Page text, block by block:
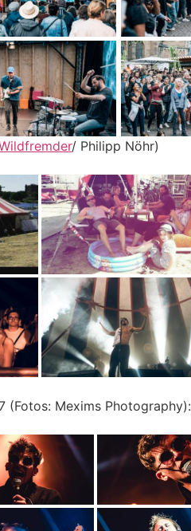
/ Philipp Nöhr)
(Fotos: Mexims Photography):